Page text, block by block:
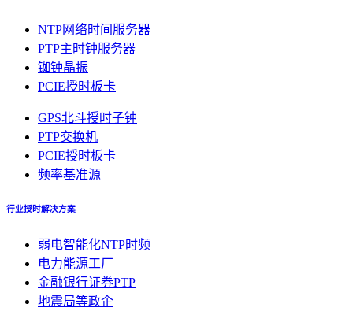
NTP网络时间服务器
PTP主时钟服务器
铷钟晶振
PCIE授时板卡
GPS北斗授时子钟
PTP交换机
PCIE授时板卡
频率基准源
行业授时解决方案
弱电智能化NTP时频
电力能源工厂
金融银行证券PTP
地震局等政企